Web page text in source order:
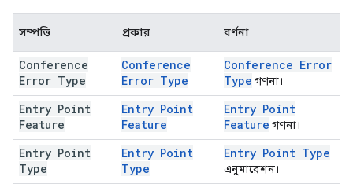
সম্পত্তি প্রকার বর্ণনা
Conference
Error Type
Conference
Error Type
Conference Error
Type গণনা।
Entry Point
Feature
Entry Point
Feature
Entry Point
Feature গণনা।
Entry Point
Type
Entry Point
Type
Entry Point Type
এনুমারেশন।